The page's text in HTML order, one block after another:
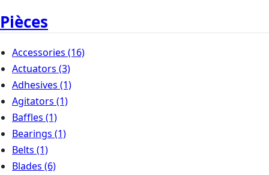
Pièces
Accessories (16)
Actuators (3)
Adhesives (1)
Agitators (1)
Baffles (1)
Bearings (1)
Belts (1)
Blades (6)